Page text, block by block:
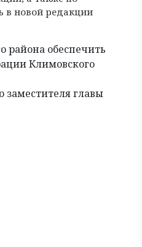
новой редакции
района обеспечить
Климовского
заместителя главы